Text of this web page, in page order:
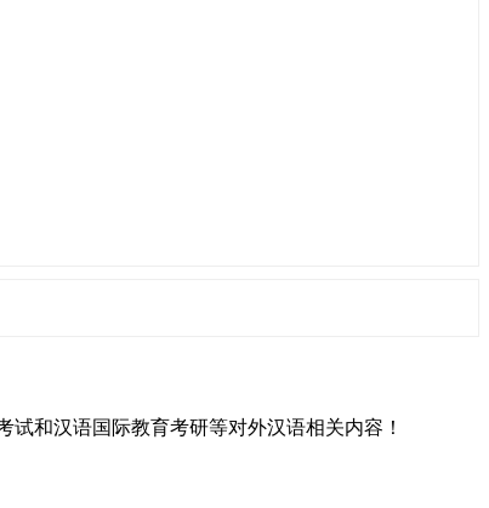
和汉语国际教育考研等对外汉语相关内容！